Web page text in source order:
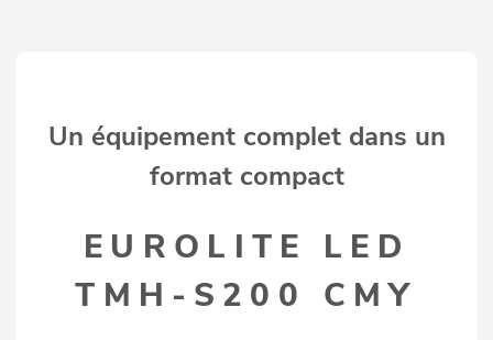
Un équipement complet dans un
format compact
EUROLITE LED
TMH-S200 CMY